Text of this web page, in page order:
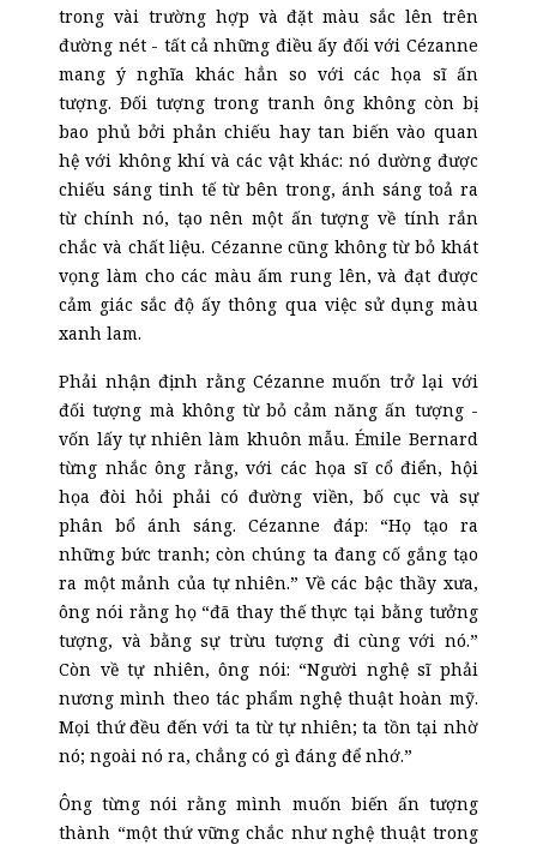
trong vài trường hợp và đặt màu sắc lên trên
đường nét - tất cả những điều ấy đối với Cézanne
mang ý nghĩa khác hẳn so với các họa sĩ ấn
tượng. Đối tượng trong tranh ông không còn bị
bao phủ bởi phản chiếu hay tan biến vào quan
hệ với không khí và các vật khác: nó dường được
chiếu sáng tinh tế từ bên trong, ánh sáng toả ra
từ chính nó, tạo nên một ấn tượng về tính rắn
chắc và chất liệu. Cézanne cũng không từ bỏ khát
vọng làm cho các màu ấm rung lên, và đạt được
cảm giác sắc độ ấy thông qua việc sử dụng màu
xanh lam.
Phải nhận định rằng Cézanne muốn trở lại với
đối tượng mà không từ bỏ cảm năng ấn tượng -
vốn lấy tự nhiên làm khuôn mẫu. Émile Bernard
từng nhắc ông rằng, với các họa sĩ cổ điển, hội
họa đòi hỏi phải có đường viền, bố cục và sự
phân bổ ánh sáng. Cézanne đáp: “Họ tạo ra
những bức tranh; còn chúng ta đang cố gắng tạo
ra một mảnh của tự nhiên.” Về các bậc thầy xưa,
ông nói rằng họ “đã thay thế thực tại bằng tưởng
tượng, và bằng sự trừu tượng đi cùng với nó.”
Còn về tự nhiên, ông nói: “Người nghệ sĩ phải
nương mình theo tác phẩm nghệ thuật hoàn mỹ.
Mọi thứ đều đến với ta từ tự nhiên; ta tồn tại nhờ
nó; ngoài nó ra, chẳng có gì đáng để nhớ.”
Ông từng nói rằng mình muốn biến ấn tượng
thành “một thứ vững chắc như nghệ thuật trong